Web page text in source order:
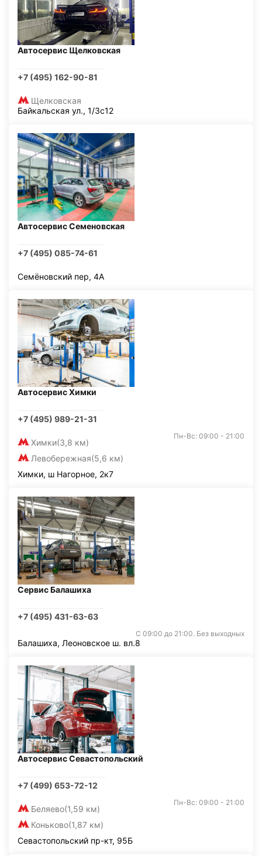
Автосервис Щелковская
+7 (495) 162-90-81
Щелковская
Байкальская ул., 1/3с12
Автосервис Семеновская
+7 (495) 085-74-61
Семёновский пер, 4А
Автосервис Химки
+7 (495) 989-21-31
Химки(3,8 км)
Левобережная(5,6 км)
Пн-Вс: 09:00 - 21:00
Химки, ш Нагорное, 2к7
Сервис Балашиха
+7 (495) 431-63-63
С 09:00 до 21:00. Без выходных
Балашиха, Леоновское ш. вл.8
Автосервис Севастопольский
+7 (499) 653-72-12
Беляево(1,59 км)
Коньково(1,87 км)
Пн-Вс: 09:00 - 21:00
Севастопольский пр-кт, 95Б